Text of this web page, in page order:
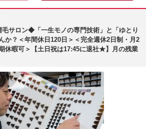
サロン◆「一生モノの専門技術」と「ゆとり
か？＜年間休日120日＞＜完全週休2日制・月2
休暇可＞【土日祝は17:45に退社★】月の残業